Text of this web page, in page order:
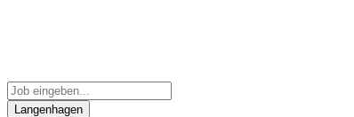
Langenhagen